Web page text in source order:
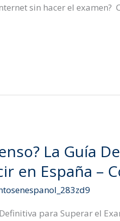
sin hacer el
La Guía
en España –
para Superar el